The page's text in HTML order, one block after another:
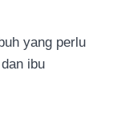
yang perlu
ibu